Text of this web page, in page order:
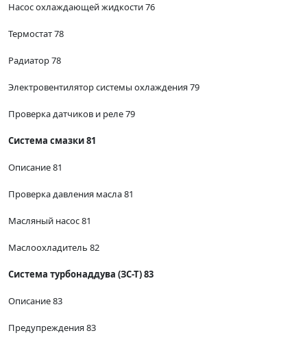
Насос охлаждающей жидкости 76
Термостат 78
Радиатор 78
Электровентилятор системы охлаждения 79
Проверка датчиков и реле 79
Система смазки 81
Описание 81
Проверка давления масла 81
Масляный насос 81
Маслоохладитель 82
Система турбонаддува (ЗС-Т) 83
Описание 83
Предупреждения 83